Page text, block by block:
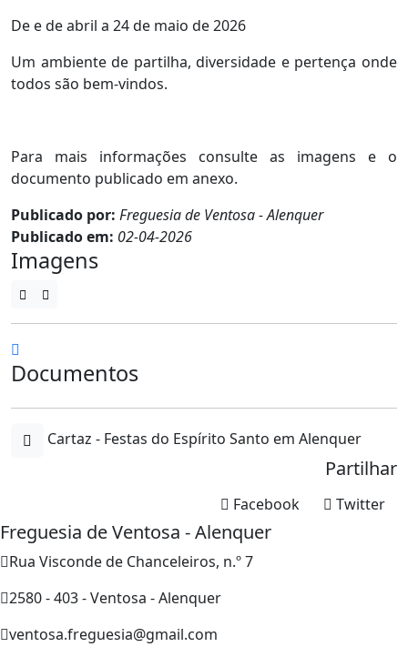
De e de abril a 24 de maio de 2026
Um ambiente de partilha, diversidade e pertença onde
todos são bem-vindos.
Para mais informações consulte as imagens e o
documento publicado em anexo.
Publicado por: Freguesia de Ventosa - Alenquer
Publicado em: 02-04-2026
Imagens
Documentos
Cartaz - Festas do Espírito Santo em Alenquer
Partilhar
Twitter
Facebook
Freguesia de Ventosa - Alenquer
Rua Visconde de Chanceleiros, n.º 7
2580 - 403 - Ventosa - Alenquer
ventosa.freguesia@gmail.com